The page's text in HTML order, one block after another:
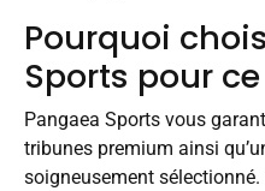
Pourquoi
Sports pour
Pangaea Sports vous
tribunes premium ainsi
soigneusement